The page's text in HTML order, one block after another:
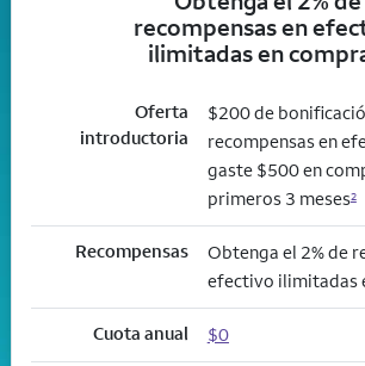
recompensas en
ilimitadas en
Oferta
introductoria
$200 de
recompensas en
gaste $500 en
primeros 3 meses2
Recompensas
Obtenga el 2% de
efectivo ilimitadas
Cuota anual $0